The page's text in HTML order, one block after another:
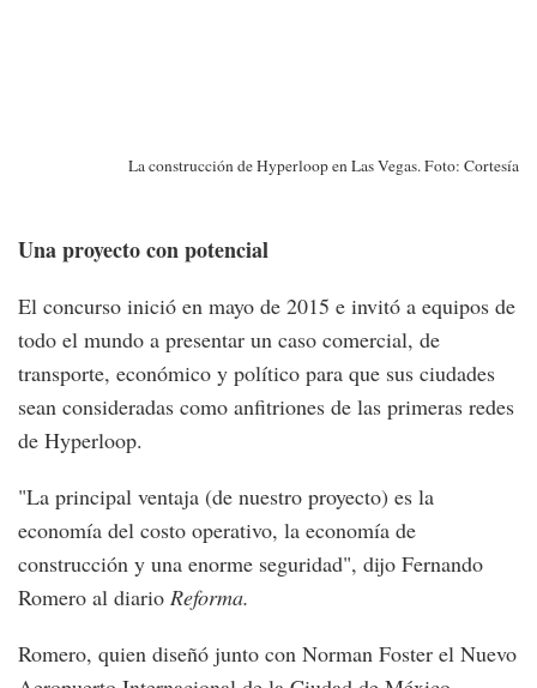
La construcción de Hyperloop en Las Vegas. Foto: Cortesía
Una proyecto con potencial
El concurso inició en mayo de 2015 e invitó a equipos de
todo el mundo a presentar un caso comercial, de
transporte, económico y político para que sus ciudades
sean consideradas como anfitriones de las primeras redes
de Hyperloop.
"La principal ventaja (de nuestro proyecto) es la
economía del costo operativo, la economía de
construcción y una enorme seguridad", dijo Fernando
Romero al diario Reforma.
Romero, quien diseñó junto con Norman Foster el Nuevo